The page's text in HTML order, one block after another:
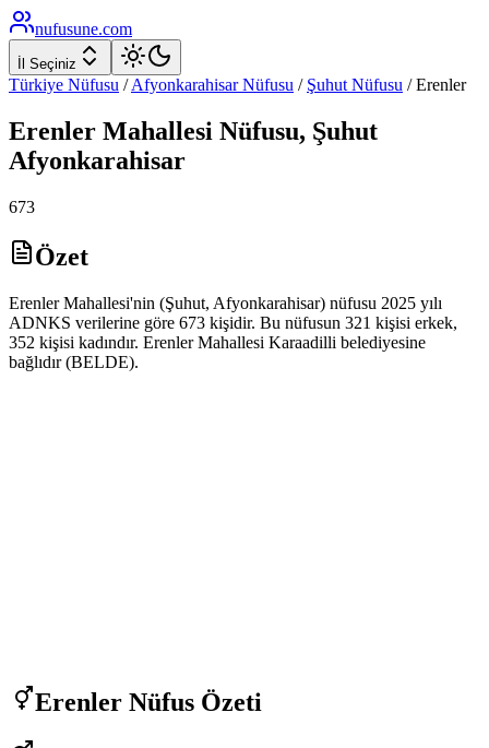
nufusune.com
İl Seçiniz
Türkiye Nüfusu / AfyonkarahisarNüfusu / Şuhut Nüfusu /Erenler
Erenler Mahallesi Nüfusu, Şuhut
Afyonkarahisar
673
Özet
Erenler Mahallesi'nin (Şuhut, Afyonkarahisar) nüfusu 2025 yılı
ADNKS verilerine göre 673 kişidir. Bu nüfusun 321 kişisi erkek,
352 kişisi kadındır. Erenler Mahallesi Karaadilli belediyesine
bağlıdır (BELDE).
Erenler Nüfus Özeti